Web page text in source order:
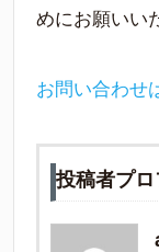
めにお願いい
お問い合わせ
投稿者プ